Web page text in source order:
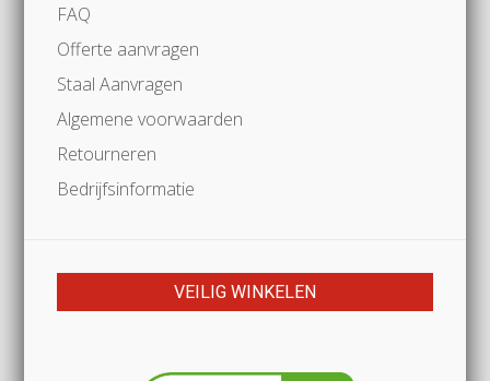
FAQ
Offerte aanvragen
Staal Aanvragen
Algemene voorwaarden
Retourneren
Bedrijfsinformatie
VEILIG WINKELEN